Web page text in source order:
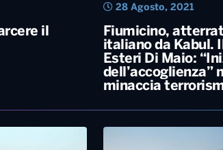
il
Fiumicino,
italiano da Kabul.
Esteri Di Maio:
dell’accoglienza”
minaccia
28 Agosto, 2021